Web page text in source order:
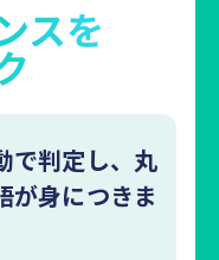
スを
で判定し、丸
が身につきま